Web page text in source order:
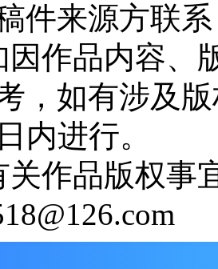
件来源方联
因作品内容、
，如有涉及
内进行。
关作品版权事